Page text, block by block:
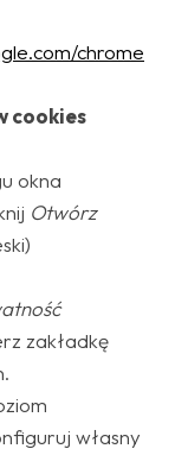
chrome
cookies
okna
Otwórz
zakładkę
własny